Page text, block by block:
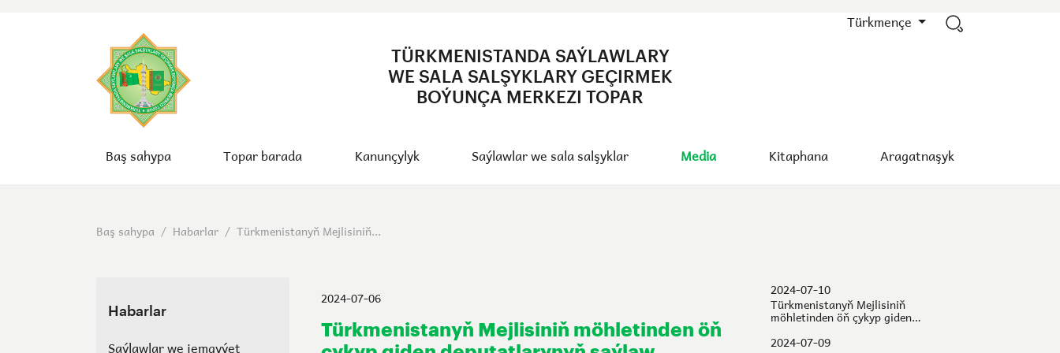
Türkmençe
TÜRKMENISTANDA SAÝLAWLARY
WE SALA SALŞYKLARY GEÇIRMEK
BOÝUNÇA MERKEZI TOPAR
Baş sahypa Topar barada Kanunçylyk Saýlawlar we sala salşyklar Media Kitaphana Aragatnaşyk
Baş sahypa / Habarlar / Türkmenistanyň Mejlisiniň...
Habarlar
Saýlawlar we jemgyýet
2024-07-06
Türkmenistanyň Mejlisiniň möhletinden öň
2024-07-10
Türkmenistanyň Mejlisiniň
möhletinden öň çykyp giden
deputatlarynyň saýlaw okruglarynda
2024-nji ýylyň 7-nji iýulynda geçirilen
2024-07-09